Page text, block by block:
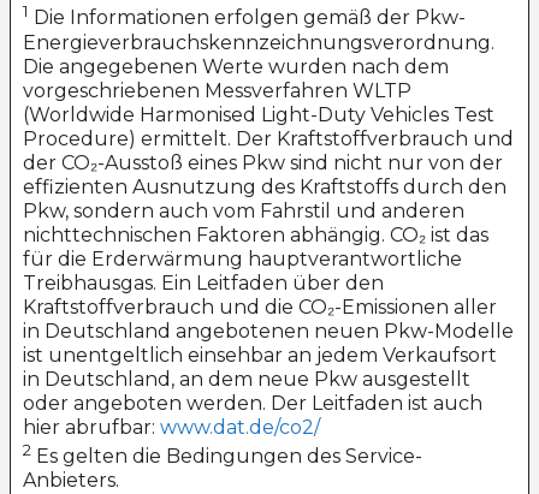
1 Die Informationen erfolgen gemäß der Pkw-
Energieverbrauchskennzeichnungsverordnung.
Die angegebenen Werte wurden nach dem
vorgeschriebenen Messverfahren WLTP
(Worldwide Harmonised Light-Duty Vehicles Test
Procedure) ermittelt. Der Kraftstoffverbrauch und
der CO₂-Ausstoß eines Pkw sind nicht nur von der
effizienten Ausnutzung des Kraftstoffs durch den
Pkw, sondern auch vom Fahrstil und anderen
nichttechnischen Faktoren abhängig. CO₂ ist das
für die Erderwärmung hauptverantwortliche
Treibhausgas. Ein Leitfaden über den
Kraftstoffverbrauch und die CO₂-Emissionen aller
in Deutschland angebotenen neuen Pkw-Modelle
ist unentgeltlich einsehbar an jedem Verkaufsort
in Deutschland, an dem neue Pkw ausgestellt
oder angeboten werden. Der Leitfaden ist auch
hier abrufbar: www.dat.de/co2/
2 Es gelten die Bedingungen des Service-
Anbieters.